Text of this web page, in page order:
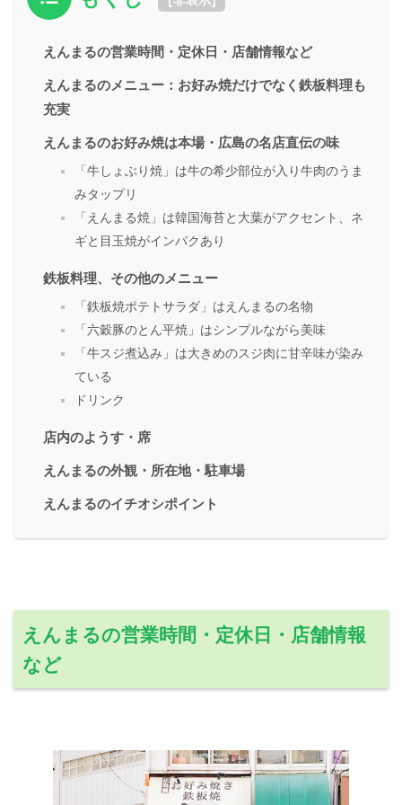
えんまるの営業時間・定休日・店舗情報など
えんまるのメニュー：お好み焼だけでなく鉄板料理も
充実
えんまるのお好み焼は本場・広島の名店直伝の味
「牛しょぶり焼」は牛の希少部位が入り牛肉のうま
みタップリ
「えんまる焼」は韓国海苔と大葉がアクセント、ネ
ギと目玉焼がインパクあり
鉄板料理、その他のメニュー
「鉄板焼ポテトサラダ」はえんまるの名物
「六穀豚のとん平焼」はシンプルながら美味
「牛スジ煮込み」は大きめのスジ肉に甘辛味が染み
ている
ドリンク
店内のようす・席
えんまるの外観・所在地・駐車場
えんまるのイチオシポイント
えんまるの営業時間・定休日・店舗情報
など